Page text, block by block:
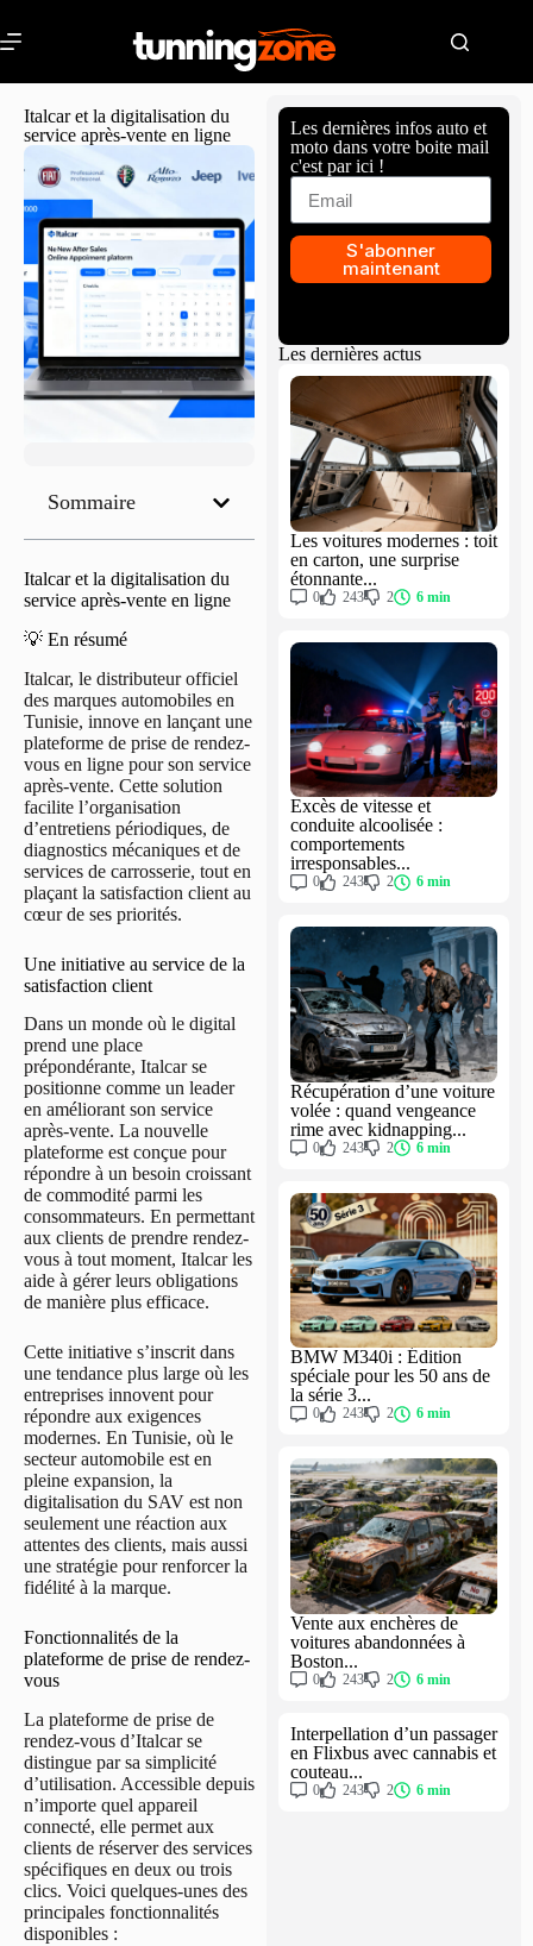
Italcar et la digitalisation du
service après-vente en ligne
Sommaire
Italcar et la digitalisation du
service après-vente en ligne
💡 En résumé
Italcar, le distributeur officiel
des marques automobiles en
Tunisie, innove en lançant une
plateforme de prise de rendez-
vous en ligne pour son service
après-vente. Cette solution
facilite l’organisation
d’entretiens périodiques, de
diagnostics mécaniques et de
services de carrosserie, tout en
plaçant la satisfaction client au
cœur de ses priorités.
Une initiative au service de la
satisfaction client
Dans un monde où le digital
prend une place
prépondérante, Italcar se
positionne comme un leader
en améliorant son service
après-vente. La nouvelle
plateforme est conçue pour
répondre à un besoin croissant
de commodité parmi les
consommateurs. En permettant
aux clients de prendre rendez-
vous à tout moment, Italcar les
aide à gérer leurs obligations
de manière plus efficace.
Cette initiative s’inscrit dans
une tendance plus large où les
entreprises innovent pour
répondre aux exigences
modernes. En Tunisie, où le
secteur automobile est en
pleine expansion, la
digitalisation du SAV est non
seulement une réaction aux
attentes des clients, mais aussi
une stratégie pour renforcer la
fidélité à la marque.
Fonctionnalités de la
plateforme de prise de rendez-
vous
La plateforme de prise de
rendez-vous d’Italcar se
distingue par sa simplicité
d’utilisation. Accessible depuis
n’importe quel appareil
connecté, elle permet aux
clients de réserver des services
spécifiques en deux ou trois
clics. Voici quelques-unes des
principales fonctionnalités
disponibles :
Les dernières infos auto et
moto dans votre boite mail
c'est par ici !
S'abonner
maintenant
Les dernières actus
Les voitures modernes : toit
en carton, une surprise
étonnante...
0 243 2 6 min
Excès de vitesse et
conduite alcoolisée :
comportements
irresponsables...
0 243 2 6 min
Récupération d’une voiture
volée : quand vengeance
rime avec kidnapping...
0 243 2 6 min
BMW M340i : Édition
spéciale pour les 50 ans de
la série 3...
0 243 2 6 min
Vente aux enchères de
voitures abandonnées à
Boston...
0 243 2 6 min
Interpellation d’un passager
en Flixbus avec cannabis et
couteau...
0 243 2 6 min